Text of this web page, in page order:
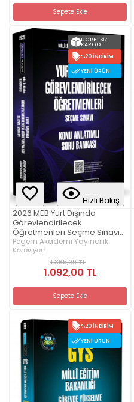
Sepete Ekle
ÜCRETSIZ
KARGO
%20 İNDIRIM
YENI ÜRÜN
Hızlı Bakış
2026 MEB Yurt Dışında
Görevlendirilecek
Öğretmenleri Seçme Sınavı
Konu Anlatımlı Soru Bankası
Pegem Akademi Yayıncılık
Komisyon
1.365,00 TL
1.092,00 TL
Sepete Ekle
%20 İNDIRIM
YENI ÜRÜN